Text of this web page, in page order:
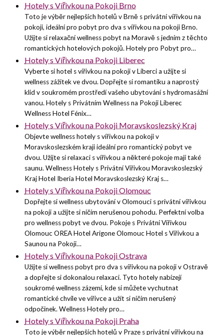
Hotely s Vířivkou na Pokoji Brno
Toto je výběr nejlepších hotelů v Brně s privátní vířivkou na
pokoji, ideální pro pobyt pro dva s vířivkou na pokoji Brno.
Užijte si relaxační wellness pobyt na Moravě s jedním z těchto
romantických hotelových pokojů. Hotely pro Pobyt pro…
Hotely s Vířivkou na Pokoji Liberec
Vyberte si hotel s vířivkou na pokoji v Liberci a užijte si
wellness zážitek ve dvou. Dopřejte si romantiku a naprostý
klid v soukromém prostředí vašeho ubytování s hydromasážní
vanou. Hotely s Privátním Wellness na Pokoji Liberec
Wellness Hotel Fénix…
Hotely s Vířivkou na Pokoji Moravskoslezský Kraj
Objevte wellness hotely s vířivkou na pokoji v
Moravskoslezském kraji ideální pro romantický pobyt ve
dvou. Užijte si relaxaci s vířivkou a některé pokoje mají také
saunu. Wellness Hotely s Privátní Vířivkou Moravskoslezský
Kraj Hotel Iberia Hotel Moravskoslezský Kraj s…
Hotely s Vířivkou na Pokoji Olomouc
Dopřejte si wellness ubytování v Olomouci s privátní vířivkou
na pokoji a užijte si ničím nerušenou pohodu. Perfektní volba
pro wellness pobyt ve dvou. Pokoje s Privátní Vířivkou
Olomouc OREA Hotel Arigone Olomouc Hotel s Vířivkou a
Saunou na Pokoji…
Hotely s Vířivkou na Pokoji Ostrava
Užijte si wellness pobyt pro dva s vířivkou na pokoji v Ostravě
a dopřejte si dokonalou relaxaci. Tyto hotely nabízejí
soukromé wellness zázemí, kde si můžete vychutnat
romantické chvíle ve vířivce a užít si ničím nerušený
odpočinek. Wellness Hotely pro…
Hotely s Vířivkou na Pokoji Praha
Toto je výběr nejlepších hotelů v Praze s privátní vířivkou na